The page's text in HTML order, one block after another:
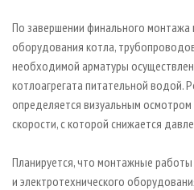
ЦБП
ИНСТРУМЕНТ И МАТЕРИАЛЫ
ГАЗЕТА ЛЕСПРОМФОРУМ
БИБЛИОТЕКА СПЕЦИАЛИСТА
По завершении финального монтажа
оборудования котла,
необходимой арматуры
котлоагрегата питательной водой.
определяется визуальным осмотром
скорости, с которой снижается
Планируется, что монтажные
и электротехнического